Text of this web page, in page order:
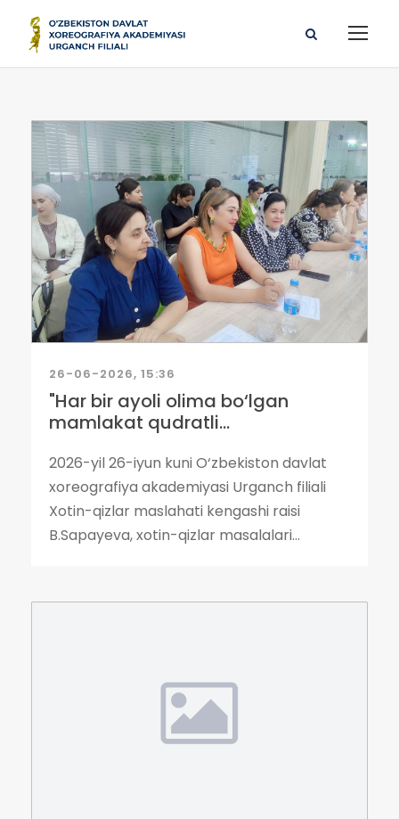
26-06-2026, 15:36
"Har bir ayoli olima bo‘lgan
mamlakat qudratli...
2026-yil 26-iyun kuni O‘zbekiston davlat
xoreografiya akademiyasi Urganch filiali
Xotin-qizlar maslahati kengashi raisi
B.Sapayeva, xotin-qizlar masalalari...